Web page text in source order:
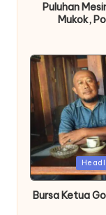
Puluhan
Mukok,
in
Bursa Ketua